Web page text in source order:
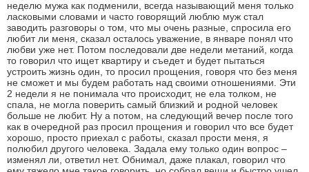
неделю мужа как подменили, всегда называющий меня только
ласковыми словами и часто говорящий люблю муж стал
заводить разговоры о том, что мы очень разные, спросила его
любит ли меня, сказал осталось уважение, в январе понял что
любви уже нет. Потом последовали две недели метаний, когда
то говорил что ищет квартиру и съедет и будет пытаться
устроить жизнь один, то просил прощения, говоря что без меня
не сможет и мы будем работать над своими отношениями. Эти
2 недели я не понимала что происходит, не ела толком, не
спала, не могла поверить самый близкий и родной человек
больше не любит. Ну а потом, на следующий вечер после того
как в очередной раз просил прощения и говорил что все будет
хорошо, просто приехал с работы, сказал прости меня, я
полюбил другого человека. Задала ему только один вопрос –
изменял ли, ответил нет. Обнимал, даже плакал, говорил что